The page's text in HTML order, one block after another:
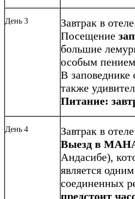
День 3
Завтрак в
Посещение
большие
особым
В заповеднике
также
Питание:
День 4
Завтрак в
Выезд в
Андасибе),
является
соединенных
предстоит